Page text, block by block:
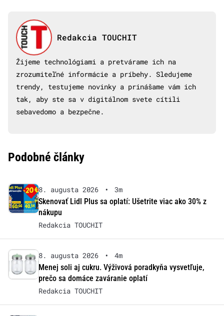
Redakcia TOUCHIT
Žijeme technológiami a pretvárame ich na
zrozumiteľné informácie a príbehy. Sledujeme
trendy, testujeme novinky a prinášame vám ich
tak, aby ste sa v digitálnom svete cítili
sebavedomo a bezpečne.
Podobné články
8. augusta 2026 •
3m
Skenovať Lidl Plus sa oplatí: Ušetrite viac ako 30% z
nákupu
Redakcia TOUCHIT
8. augusta 2026 •
4m
Menej soli aj cukru. Výživová poradkyňa vysvetľuje,
prečo sa domáce zaváranie oplatí
Redakcia TOUCHIT